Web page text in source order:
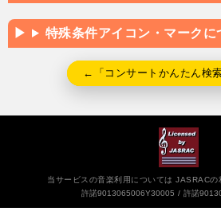
特殊条件アイコン・マークに
←「コンサートかんたん検
当サービスの音楽利用については JASRAC
許諾9013065006Y30005
許諾